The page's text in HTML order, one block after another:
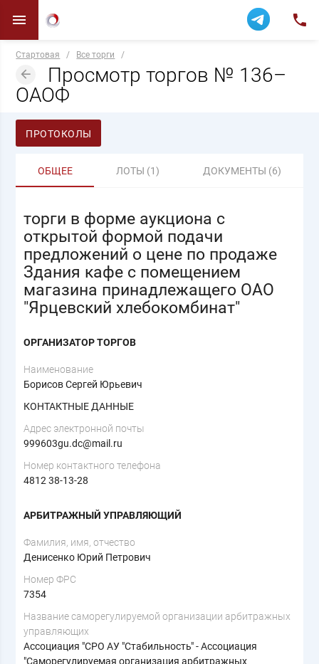
Стартовая / Все торги /
Просмотр торгов № 136–
ОАОФ
ПРОТОКОЛЫ
ОБЩЕЕ ЛОТЫ (1) ДОКУМЕНТЫ (6)
торги в форме аукциона с
открытой формой подачи
предложений о цене по продаже
Здания кафе с помещением
магазина принадлежащего ОАО
"Ярцевский хлебокомбинат"
ОРГАНИЗАТОР ТОРГОВ
Наименование
Борисов Сергей Юрьевич
КОНТАКТНЫЕ ДАННЫЕ
Адрес электронной почты
999603gu.dc@mail.ru
Номер контактного телефона
4812 38-13-28
АРБИТРАЖНЫЙ УПРАВЛЯЮЩИЙ
Фамилия, имя, отчество
Денисенко Юрий Петрович
Номер ФРС
7354
Название саморегулируемой организации арбитражных
управляющих
Ассоциация "СРО АУ "Стабильность" - Ассоциация
"Саморегулируемая организация арбитражных